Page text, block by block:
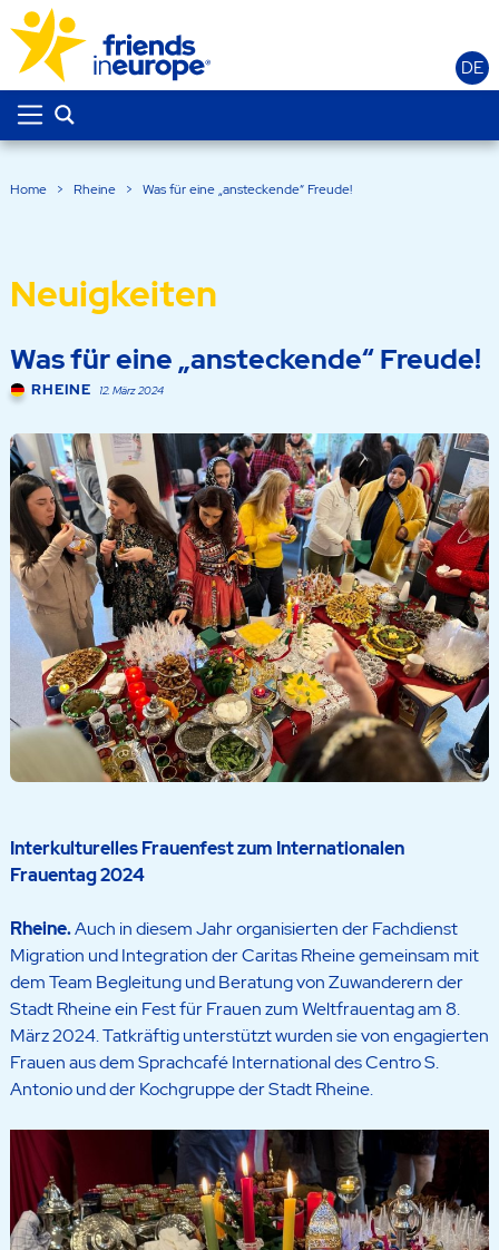
DE
Home > Rheine > Was für eine „ansteckende“ Freude!
Neuigkeiten
Was für eine „ansteckende“ Freude!
RHEINE 12. März 2024
Interkulturelles Frauenfest zum Internationalen
Frauentag 2024
Rheine.Auch in diesem Jahr organisierten der Fachdienst
Migration und Integration der Caritas Rheine gemeinsam mit
dem Team Begleitung und Beratung von Zuwanderern der
Stadt Rheine ein Fest für Frauen zum Weltfrauentag am 8.
März 2024. Tatkräftig unterstützt wurden sie von engagierten
Frauen aus dem Sprachcafé International des Centro S.
Antonio und der Kochgruppe der Stadt Rheine.